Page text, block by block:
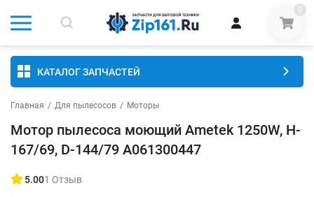
0
КАТАЛОГ ЗАПЧАСТЕЙ
Главная / Для пылесосов / Моторы
Мотор пылесоса моющий Ametek 1250W, H-
167/69, D-144/79 A061300447
5.001 Отзыв